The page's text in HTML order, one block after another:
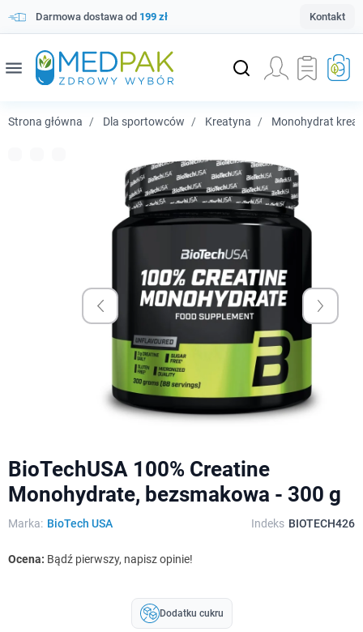
Darmowa dostawa od 199 zł Kontakt
menu
Strona główna Dla sportowców Kreatyna Monohydrat
BioTechUSA 100% Creatine
Monohydrate, bezsmakowa - 300 g
Marka: BioTech USA Indeks BIOTECH426
Ocena: Bądź pierwszy, napisz opinie!
Dodatku cukru